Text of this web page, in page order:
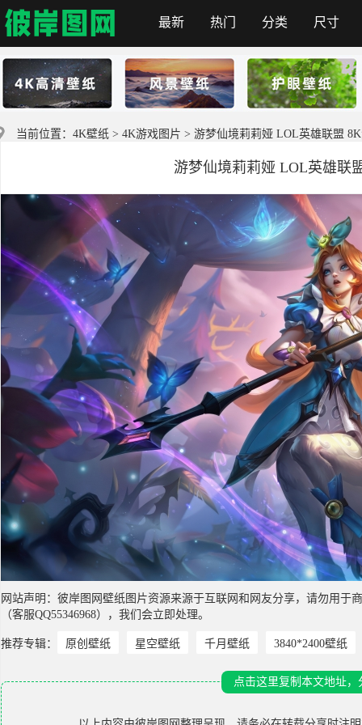
彼岸图网
最新 热门 分类 尺寸
当前位置： 4K壁纸 > 4K游戏图片 > 游梦仙境莉莉娅 LOL英雄联盟 8K
游梦仙境莉莉娅 LOL英雄联
网站声明：彼岸图网壁纸图片资源来源于互联网和网友分享，请勿用
（客服QQ55346968），我们会立即处理。
推荐专辑： 原创壁纸 星空壁纸 千月壁纸 3840*2400壁纸
点击这里复制本文地址